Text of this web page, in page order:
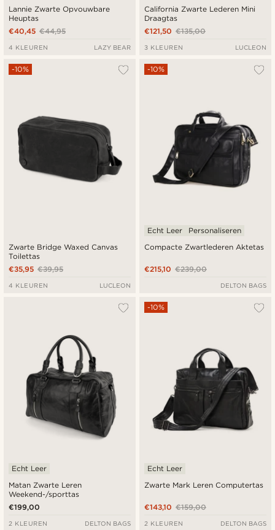
Lannie Zwarte Opvouwbare
Heuptas
€44,95
€40,45
4 KLEUREN LAZY BEAR
California Zwarte Lederen Mini
Draagtas
€135,00
€121,50
3 KLEUREN LUCLEON
Zwarte Bridge Waxed Canvas
Toilettas
-10%
€39,95
€35,95
4 KLEUREN LUCLEON
Compacte Zwartlederen Aktetas
-10%
Echt Leer Personaliseren
€239,00
€215,10
DELTON BAGS
Matan Zwarte Leren
Weekend-/sporttas
Echt Leer
€199,00
2 KLEUREN DELTON BAGS
Zwarte Mark Leren Computertas
-10%
Echt Leer
€159,00
€143,10
2 KLEUREN DELTON BAGS